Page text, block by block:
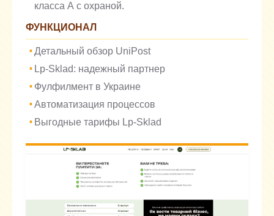
класса А с охраной.
ФУНКЦИОНАЛ
Детальный обзор UniPost
Lp-Sklad: надежный партнер
Фулфилмент в Украине
Автоматизация процессов
Выгодные тарифы Lp-Sklad